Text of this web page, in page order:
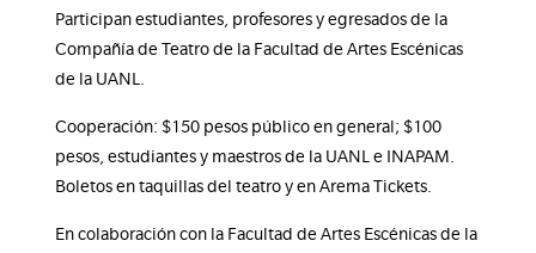
Participan estudiantes, profesores y egresados de la
Compañía de Teatro de la Facultad de Artes Escénicas
de la UANL.
Cooperación: $150 pesos público en general; $100
pesos, estudiantes y maestros de la UANL e INAPAM.
Boletos en taquillas del teatro y en Arema Tickets.
En colaboración con la Facultad de Artes Escénicas de la